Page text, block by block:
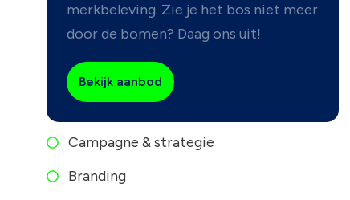
merkbeleving. Zie je het bos niet meer
door de bomen? Daag ons uit!
Bekijk aanbod
Campagne & strategie
Branding